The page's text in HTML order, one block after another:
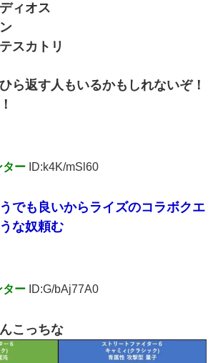
ィオス
スカトリ
ら返す人もいるかもしれないぞ！
ター ID:k4K/mSl60
でも良いからライズのコラボクエ
な奴頼む
ター ID:G/bAj77A0
こっちな